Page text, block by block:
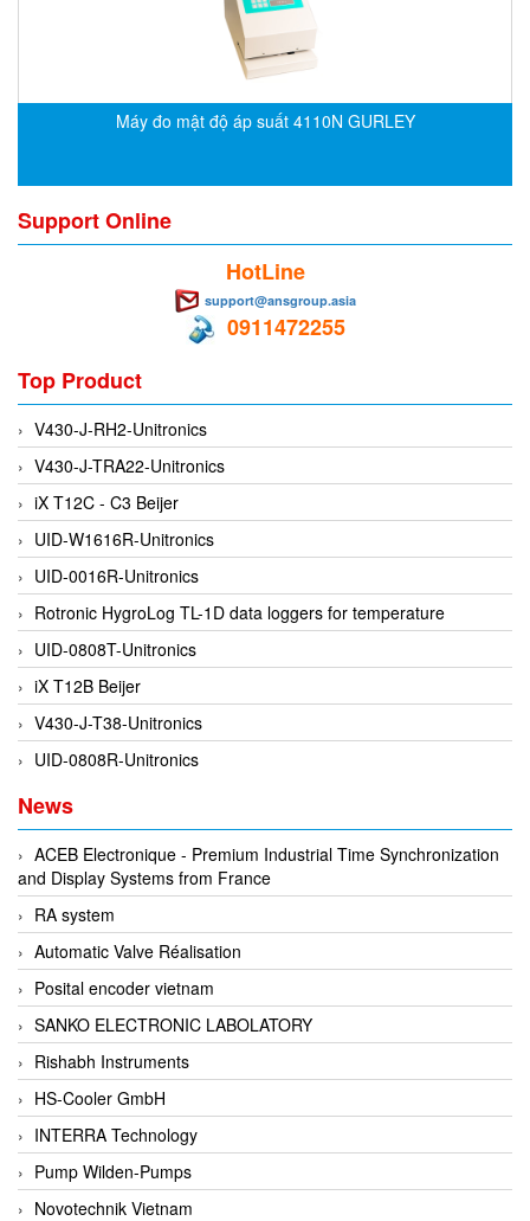
DEMA Engineering/ Foam- IT
Deublin
Dinel
Di-Soric
Di-Soric
Dixon Valve
Doctor Led Vietnam
DOLD - Autho ANS
Dold Vietnam
Dongdo Tech
Donghwa Valve
Dongkun
Dosing Pump
Driesen Kern
Dropsa Vietnam
Druck
DSTI
DUCATI
Duclean
Dukin Besko
Dunkermotoren
Durag
Dwyer
DYH
Máy đo mật độ áp suất 4110N GURLEY
Support Online
HotLine
support@ansgroup.asia
0911472255
Top Product
V430-J-RH2-Unitronics
V430-J-TRA22-Unitronics
iX T12C - C3 Beijer
UID-W1616R-Unitronics
UID-0016R-Unitronics
Rotronic HygroLog TL-1D data loggers for temperature
UID-0808T-Unitronics
iX T12B Beijer
V430-J-T38-Unitronics
UID-0808R-Unitronics
News
ACEB Electronique - Premium Industrial Time Synchronization
and Display Systems from France
RA system
Automatic Valve Réalisation
Posital encoder vietnam
SANKO ELECTRONIC LABOLATORY
Rishabh Instruments
HS-Cooler GmbH
INTERRA Technology
Pump Wilden-Pumps
Novotechnik Vietnam